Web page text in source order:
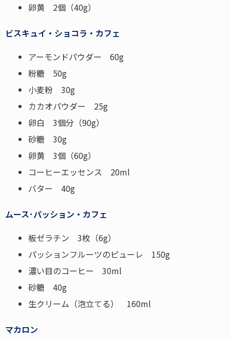
卵黄 2個 （40g）
ビスキュイ・ショコラ・カフェ
アーモンドパウダー 60g
粉糖 50g
小麦粉 30g
カカオパウダー 25g
卵白 3個分（90g）
砂糖 30g
卵黄 3個（60g）
コーヒーエッセンス 20ml
バター 40g
ムース･パッション・カフェ
板ゼラチン 3枚（6g）
パッションフルーツのピューレ 150g
濃い目のコーヒー 30ml
砂糖 40g
生クリーム（泡立てる） 160ml
マカロン